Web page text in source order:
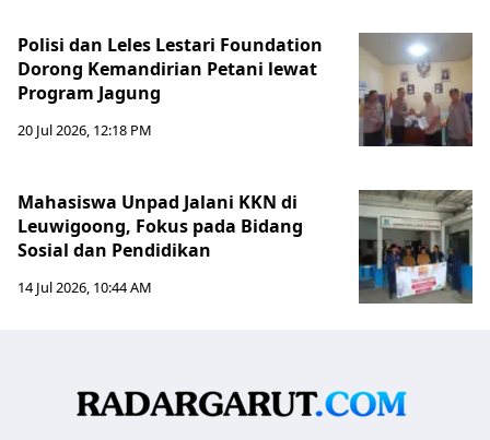
Polisi dan Leles Lestari Foundation
Dorong Kemandirian Petani lewat
Program Jagung
20 Jul 2026, 12:18 PM
Mahasiswa Unpad Jalani KKN di
Leuwigoong, Fokus pada Bidang
Sosial dan Pendidikan
14 Jul 2026, 10:44 AM